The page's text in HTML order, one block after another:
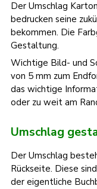
Der Umschlag
bedrucken seine
bekommen. Die
Gestaltung.
Wichtige Bild- und
von 5 mm zum
das wichtige
oder zu weit am
Umschlag
Der Umschlag
Rückseite. Diese
der eigentliche